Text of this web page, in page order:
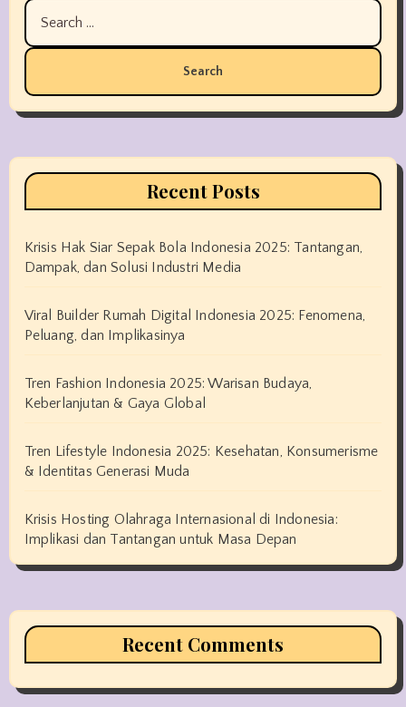
Search
for:
Recent Posts
Krisis Hak Siar Sepak Bola Indonesia 2025: Tantangan,
Dampak, dan Solusi Industri Media
Viral Builder Rumah Digital Indonesia 2025: Fenomena,
Peluang, dan Implikasinya
Tren Fashion Indonesia 2025: Warisan Budaya,
Keberlanjutan & Gaya Global
Tren Lifestyle Indonesia 2025: Kesehatan, Konsumerisme
& Identitas Generasi Muda
Krisis Hosting Olahraga Internasional di Indonesia:
Implikasi dan Tantangan untuk Masa Depan
Recent Comments